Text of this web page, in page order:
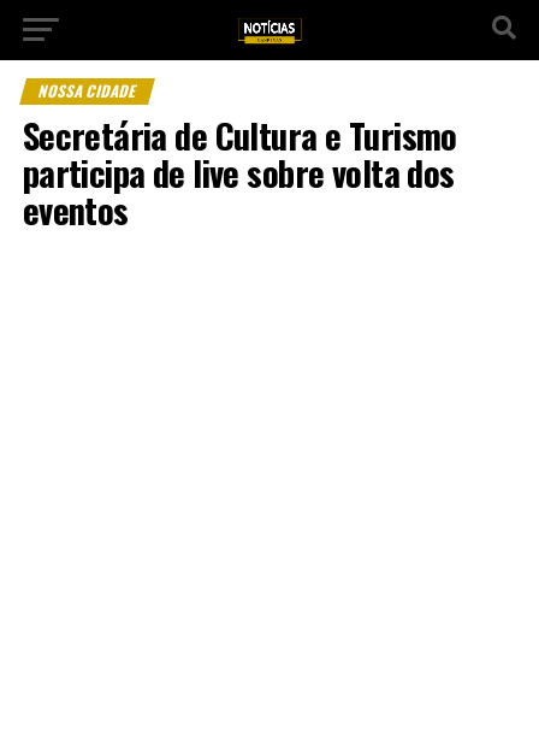
NOSSA CIDADE
Secretária de Cultura e Turismo
participa de live sobre volta dos
eventos